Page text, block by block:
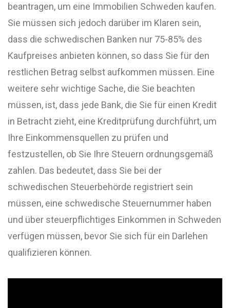
beantragen, um eine Immobilien Schweden kaufen.
Sie müssen sich jedoch darüber im Klaren sein,
dass die schwedischen Banken nur 75-85% des
Kaufpreises anbieten können, so dass Sie für den
restlichen Betrag selbst aufkommen müssen. Eine
weitere sehr wichtige Sache, die Sie beachten
müssen, ist, dass jede Bank, die Sie für einen Kredit
in Betracht zieht, eine Kreditprüfung durchführt, um
Ihre Einkommensquellen zu prüfen und
festzustellen, ob Sie Ihre Steuern ordnungsgemäß
zahlen. Das bedeutet, dass Sie bei der
schwedischen Steuerbehörde registriert sein
müssen, eine schwedische Steuernummer haben
und über steuerpflichtiges Einkommen in Schweden
verfügen müssen, bevor Sie sich für ein Darlehen
qualifizieren können.